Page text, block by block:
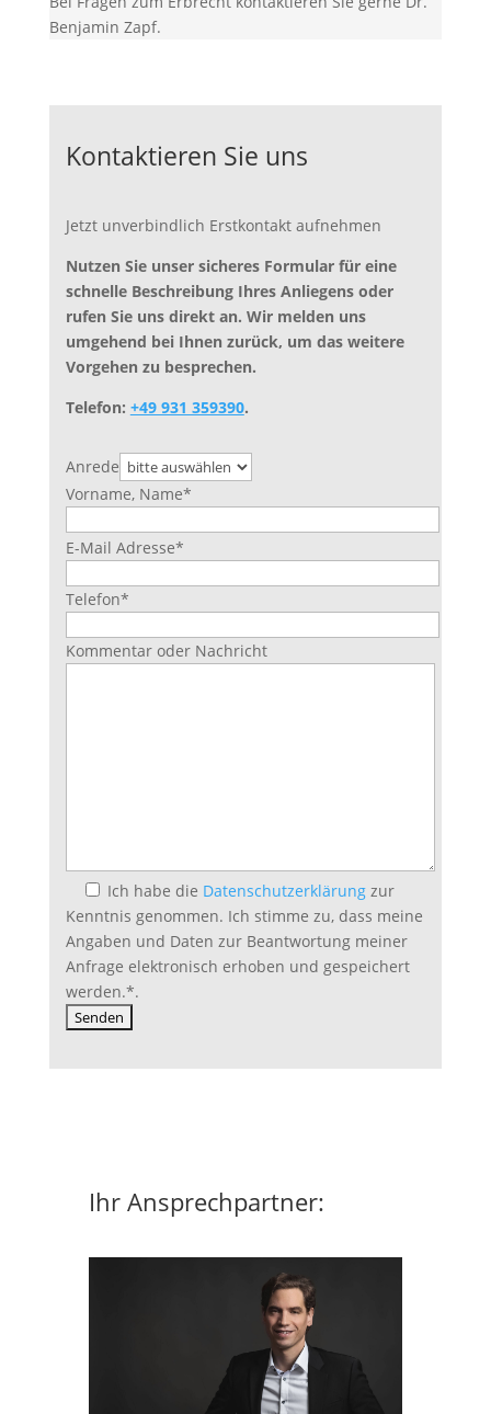
Benjamin Zapf.
Kontaktieren Sie uns
Jetzt unverbindlich Erstkontakt aufnehmen
Nutzen Sie unser sicheres Formular für eine
schnelle Beschreibung Ihres Anliegens oder
rufen Sie uns direkt an. Wir melden uns
umgehend bei Ihnen zurück, um das weitere
Vorgehen zu besprechen.
Telefon: +49 931 359390.
Anrede
Vorname, Name*
Bitte
dieses
leer.
E-Mail Adresse*
Telefon*
Kommentar oder Nachricht
Ich habe die Datenschutzerklärungzur
Kenntnis genommen. Ich stimme zu, dass meine
Angaben und Daten zur Beantwortung meiner
Anfrage elektronisch erhoben und gespeichert
werden.*.
Ihr Ansprechpartner: